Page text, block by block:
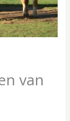
van